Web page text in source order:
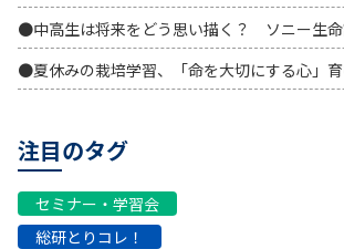
●中高生は将来をどう思い描く？ ソニー生
●夏休みの栽培学習、「命を大切にする心」
注目のタグ
セミナー・学習会
総研とりコレ！